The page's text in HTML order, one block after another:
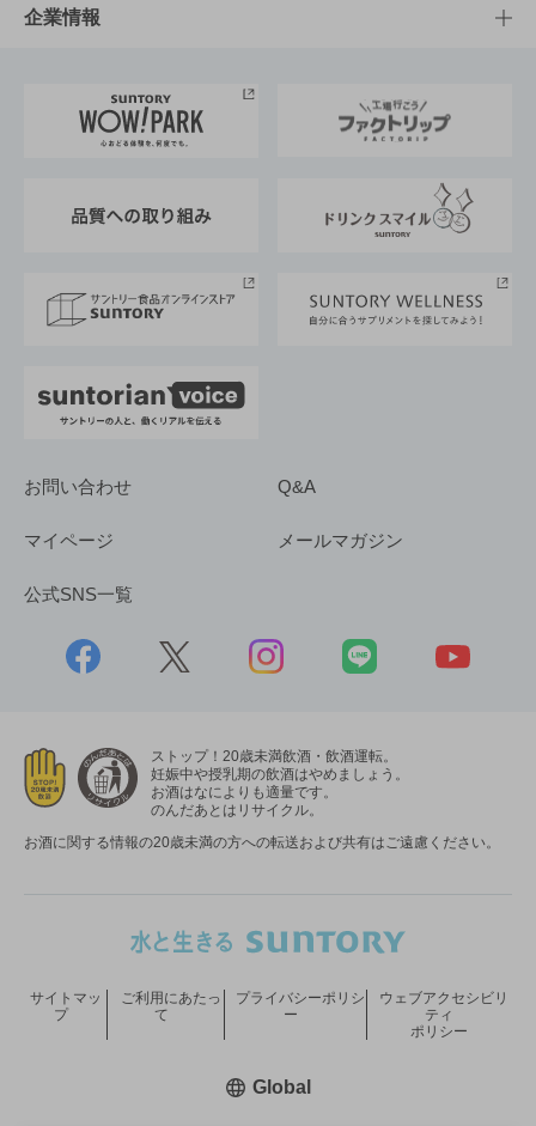
栄養成分一覧
工場見学
地域情報
サントリーホール
サントリーサンバーズ大阪
サステナビリティTOP
サントリーが考えるサステナビリティ経営
企業情報
企業概要
採用情報
お問い合わせ Q&A
マイページ メールマガジン
公式SNS一覧
ストップ！20歳未満飲酒・飲酒運転。
妊娠中や授乳期の飲酒はやめましょう。
お酒はなによりも適量です。
のんだあとはリサイクル。
お酒に関する情報の20歳未満の方への転送および共有はご遠慮ください。
サイトマッ
プ
ご利用にあたっ
て
プライバシーポリシ
ー
ウェブアクセシビリ
ティ
ポリシー
Global新しいウィンドウで開く